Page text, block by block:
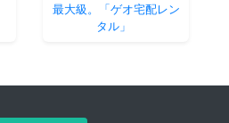
最大級。「ゲオ宅配レン
タル」